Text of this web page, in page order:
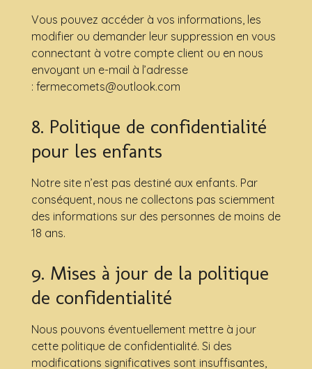
Vous pouvez accéder à vos informations, les
modifier ou demander leur suppression en vous
connectant à votre compte client ou en nous
envoyant un e-mail à l’adresse
: fermecomets@outlook.com
8. Politique de confidentialité
pour les enfants
Notre site n’est pas destiné aux enfants. Par
conséquent, nous ne collectons pas sciemment
des informations sur des personnes de moins de
18 ans.
9. Mises à jour de la politique
de confidentialité
Nous pouvons éventuellement mettre à jour
cette politique de confidentialité. Si des
modifications significatives sont insuffisantes,